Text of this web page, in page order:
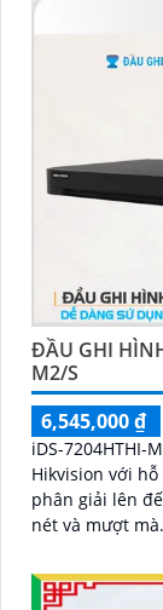
ĐẦU GHI
M2/S
6,545,000 ₫
iDS-7204HTHI-
Hikvision với
phân giải lên
nét và mượt mà. Qua đó, đầu ghi còn tích hợp nhận dạng
hỗ trợ ổ cứng